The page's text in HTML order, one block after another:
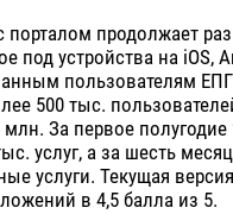
порталом продолжает
под устройства на
пользователям
500 тыс.
За первое
услуг, а за шесть
услуги. Текущая
в 4,5 балла из 5.